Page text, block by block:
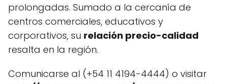
prolongadas. Sumado a la cercanía de
centros comerciales, educativos y
corporativos, su relación precio-calidad
resalta en la región.
Comunicarse al (+54 11 4194-4444) o visitar